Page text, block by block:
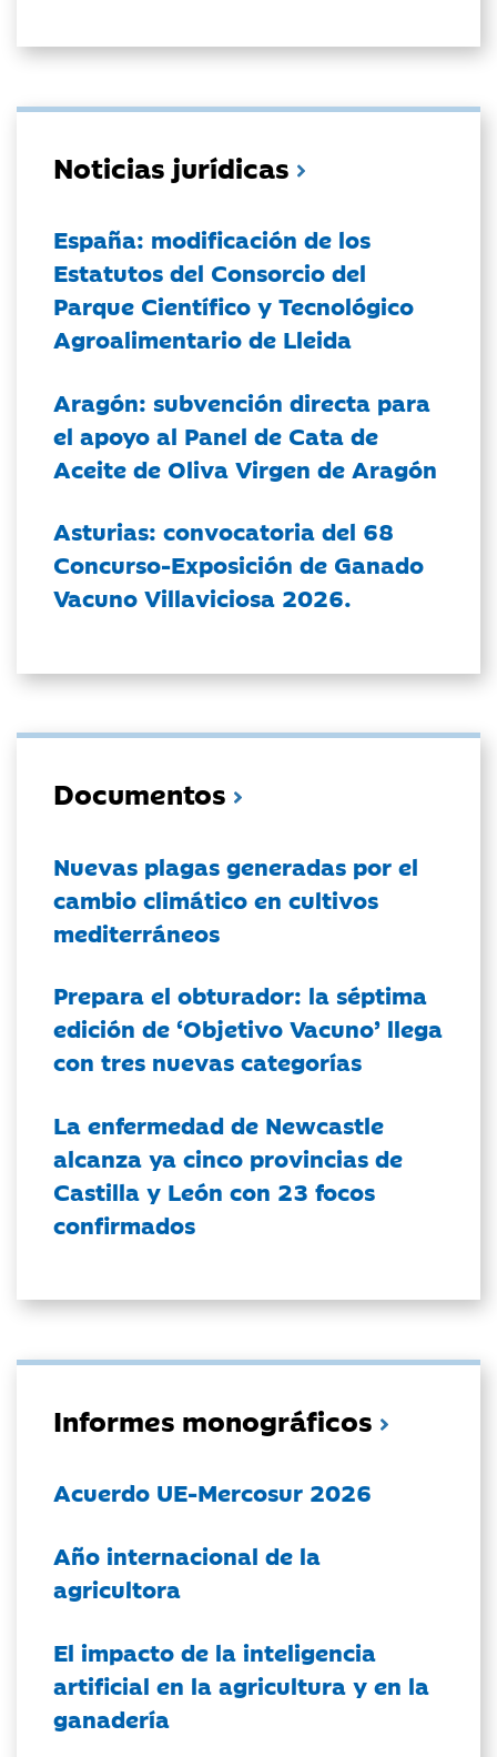
Noticias jurídicas
España: modificación de los
Estatutos del Consorcio del
Parque Científico y Tecnológico
Agroalimentario de Lleida
Aragón: subvención directa para
el apoyo al Panel de Cata de
Aceite de Oliva Virgen de Aragón
Asturias: convocatoria del 68
Concurso-Exposición de Ganado
Vacuno Villaviciosa 2026.
Documentos
Nuevas plagas generadas por el
cambio climático en cultivos
mediterráneos
Prepara el obturador: la séptima
edición de ‘Objetivo Vacuno’ llega
con tres nuevas categorías
La enfermedad de Newcastle
alcanza ya cinco provincias de
Castilla y León con 23 focos
confirmados
Informes monográficos
Acuerdo UE-Mercosur 2026
Año internacional de la
agricultora
El impacto de la inteligencia
artificial en la agricultura y en la
ganadería